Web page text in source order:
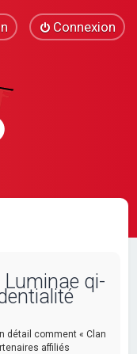
Connexion
qi-
détail comment « Clan
affiliés